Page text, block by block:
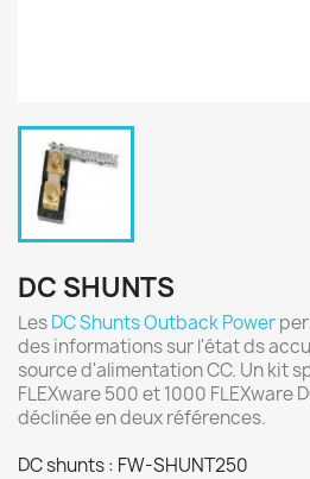
DC SHUNTS
LesDC Shunts Outback Power
des informations sur l'état ds
source d'alimentation CC. Un kit
FLEXware 500 et 1000 FLEXware
déclinée en deux références.
DC shunts : FW-SHUNT250